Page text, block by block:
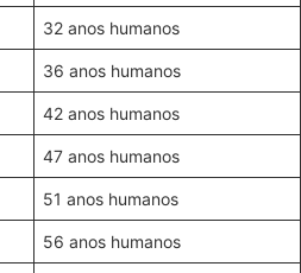
32 anos humanos
36 anos humanos
42 anos humanos
47 anos humanos
51 anos humanos
56 anos humanos